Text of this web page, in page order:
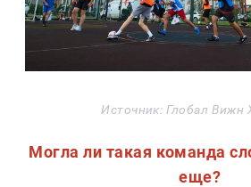
Источник: Глобал Вижн
Могла ли такая команда
еще?